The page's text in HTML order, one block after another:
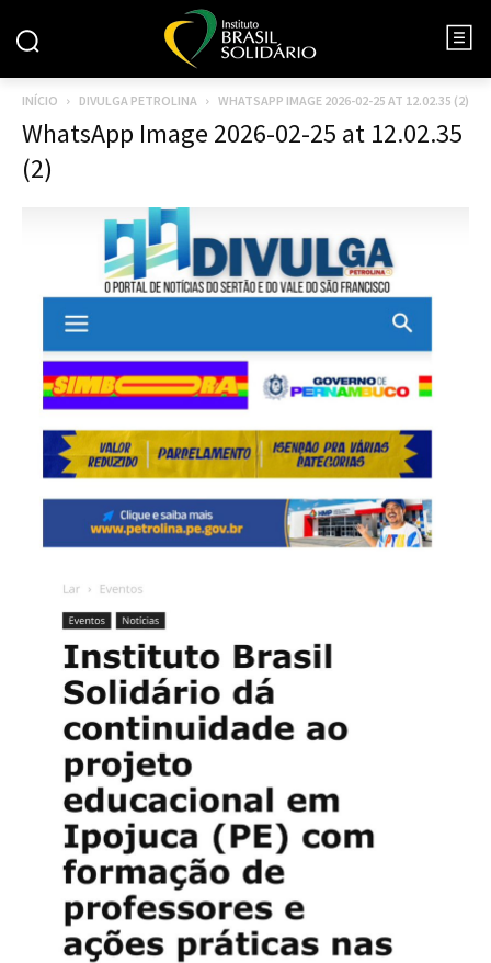
INÍCIO DIVULGA PETROLINA WHATSAPP IMAGE 2026-02-25 AT 12.02.35 (2)
WhatsApp Image 2026-02-25 at 12.02.35
(2)